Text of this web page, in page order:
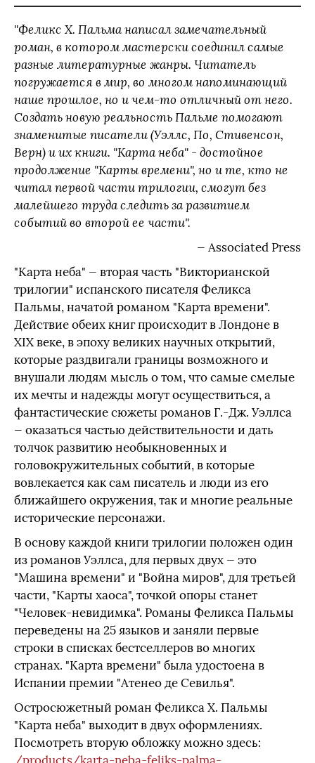
"Феликс Х. Пальма написал замечательный
роман, в котором мастерски соединил самые
разные литературные жанры. Читатель
погружается в мир, во многом напоминающий
наше прошлое, но и чем-то отличный от него.
Создать новую реальность Пальме помогают
знаменитые писатели (Уэллс, По, Стивенсон,
Верн) и их книги. "Карта неба" - достойное
продолжение "Карты времени", но и те, кто не
читал первой части трилогии, смогут без
малейшего труда следить за развитием
событий во второй ее части".
— Associated Press
"Карта неба" — вторая часть "Викторианской
трилогии" испанского писателя Феликса
Пальмы, начатой романом "Карта времени".
Действие обеих книг происходит в Лондоне в
XIX веке, в эпоху великих научных открытий,
которые раздвигали границы возможного и
внушали людям мысль о том, что самые смелые
их мечты и надежды могут осуществиться, а
фантастические сюжеты романов Г.-Дж. Уэллса
— оказаться частью действительности и дать
толчок развитию необыкновенных и
головокружительных событий, в которые
вовлекается как сам писатель и люди из его
ближайшего окружения, так и многие реальные
исторические персонажи.
В основу каждой книги трилогии положен один
из романов Уэллса, для первых двух — это
"Машина времени" и "Война миров", для третьей
части, "Карты хаоса", точкой опоры станет
"Человек-невидимка". Романы Феликса Пальмы
переведены на 25 языков и заняли первые
строки в списках бестселлеров во многих
странах. "Карта времени" была удостоена в
Испании премии "Атенео де Севилья".
Остросюжетный роман Феликса Х. Пальмы
"Карта неба" выходит в двух оформлениях.
Посмотреть вторую обложку можно здесь: